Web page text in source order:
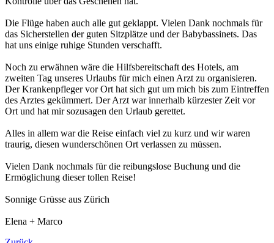
Die Flüge haben auch alle gut geklappt. Vielen Dank nochmals für
das Sicherstellen der guten Sitzplätze und der Babybassinets. Das
hat uns einige ruhige Stunden verschafft.
Noch zu erwähnen wäre die Hilfsbereitschaft des Hotels, am
zweiten Tag unseres Urlaubs für mich einen Arzt zu organisieren.
Der Krankenpfleger vor Ort hat sich gut um mich bis zum Eintreffen
des Arztes gekümmert. Der Arzt war innerhalb kürzester Zeit vor
Ort und hat mir sozusagen den Urlaub gerettet.
Alles in allem war die Reise einfach viel zu kurz und wir waren
traurig, diesen wunderschönen Ort verlassen zu müssen.
Vielen Dank nochmals für die reibungslose Buchung und die
Ermöglichung dieser tollen Reise!
Sonnige Grüsse aus Zürich
Elena + Marco